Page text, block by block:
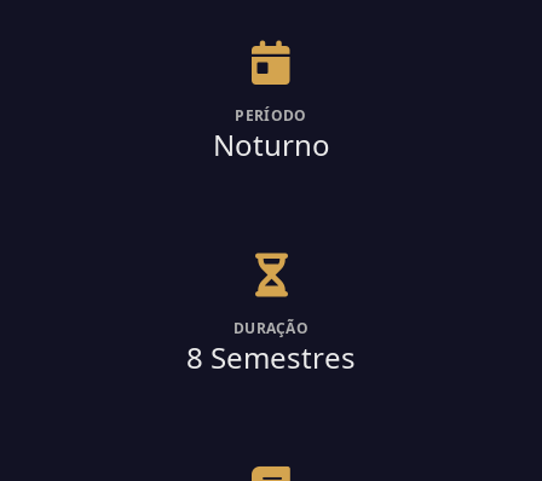
PERÍODO
Noturno
DURAÇÃO
8 Semestres